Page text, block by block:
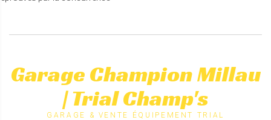
Garage Champion Millau
| Trial Champ's
GARAGE & VENTE ÉQUIPEMENT TRIAL